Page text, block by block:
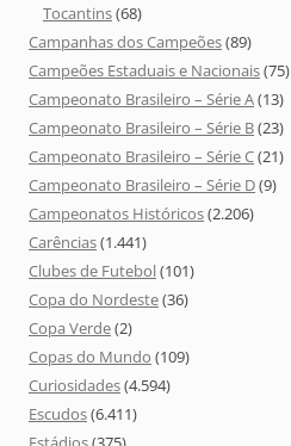
Tocantins(68)
Campanhas dos Campeões(89)
Campeões Estaduais e Nacionais(75)
Campeonato Brasileiro – Série A(13)
Campeonato Brasileiro – Série B(23)
Campeonato Brasileiro – Série C(21)
Campeonato Brasileiro – Série D(9)
Campeonatos Históricos(2.206)
Carências(1.441)
Clubes de Futebol(101)
Copa do Nordeste(36)
Copa Verde(2)
Copas do Mundo (109)
Curiosidades(4.594)
Escudos(6.411)